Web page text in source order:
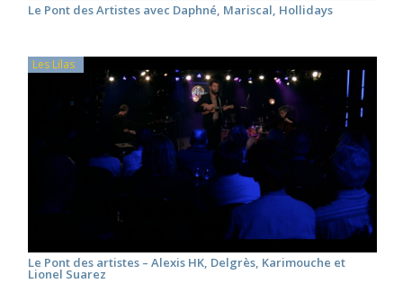
Le Pont des Artistes avec Daphné, Mariscal, Hollidays
Les Lilas
Le Pont des artistes – Alexis HK, Delgrès, Karimouche et
Lionel Suarez